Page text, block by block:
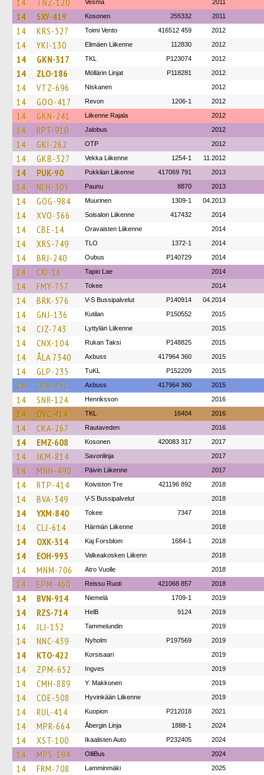
14 TNZ-120 Vesma 2011
14 SXY-419 Kosonen 255332 2011
14 KRS-527 Toimi Vento 416512 459 2012
14 YKI-130 Elimäen Liikenne 112830 2012
14 GKN-317 TKL P123074 2012
14 ZLO-186 Möllärin Linjat P118281 2012
14 VTZ-696 Niskanen 2012
14 GOO-417 Revon 1206-1 2012
14 GKN-241 Liikenne Rajala 2012
14 RPT-910 Jalobus 2012
14 GKI-262 OTP 2012
14 GKB-327 Vekka Liikenne 1254-1 11.2012
14 PUK-90 Pukkilan Liikenne 417069 791 2013
14 NLH-305 Paunu 8870 2013
14 GOG-984 Muurinen 1309-1 04.2013
14 XVO-366 Soisalon Liikenne 417432 2014
14 CBE-14 Oravaisten Liikenne 2014
14 XRS-749 TLO 1372-1 2014
14 BRJ-240 Oubus P140729 2014
14 CXI-16 Tapio Lae 2014
14 FMY-757 Tokee 2014
14 BRK-576 V-S Bussipalvelut P140914 04.2014
14 GNJ-136 Kutilan P150552 2015
14 CJZ-743 Lyttylän Liikenne 2015
14 CNX-104 Rukan Taksi P148825 2015
14 ÅLA 7340 Axbuss 417964 360 2015
14 GLP-235 TuKL P152209 2015
14 CPA-451 Axbuss 417964 360 2015
14 SNR-124 Henriksson 2016
14 OVC-414 TKL 16404 2016
14 CKA-267 Rautaveden 2016
14 EMZ-608 Kosonen 420083 317 2017
14 JKM-814 Savonlinja 2017
14 MNH-490 Päivin Liikenne 2017
14 RTP-414 Koiviston Tre 421196 892 2018
14 BVA-349 V-S Bussipalvelut 2018
14 YXM-840 Tokee 7347 2018
14 CLJ-614 Härmän Liikenne 2018
14 OXK-314 Kaj Forsblom 1684-1 2018
14 EOH-993 Valkeakosken Liikenn 2018
14 MNM-706 Atro Vuolle 2018
14 EPM-460 Reissu Ruoti 421068 857 2018
14 BVN-914 Niemelä 1709-1 2019
14 RZS-714 HelB 9124 2019
14 JLJ-152 Tammelundin 2019
14 NNC-439 Nyholm P197569 2019
14 KTO-422 Korsisaari 2019
14 ZPM-652 Ingves 2019
14 CMH-889 Y. Makkonen 2019
14 COE-508 Hyvinkään Liikenne 2019
14 RUL-414 Kuopion P212018 2021
14 MPR-664 Åbergin Linja 1888-1 2024
14 XST-100 Ikaalisten Auto P232405 2024
14 MPS-194 OlliBus 2024
14 FRM-708 Lamminmäki 2025